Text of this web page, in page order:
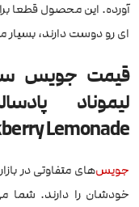
آورده. این محصول قطعا
ای رو دوست دارند،
قیمت جویس
Lemonade
جویس‌های متفاوتی در
خودشان را دارند. شما